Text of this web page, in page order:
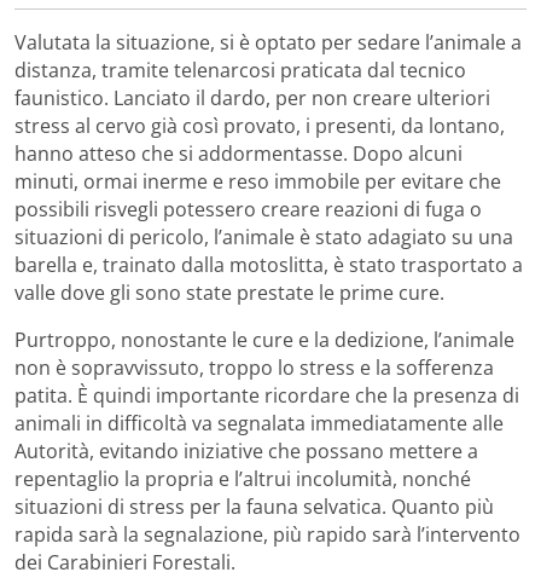
Valutata la situazione, si è optato per sedare l’animale a
distanza, tramite telenarcosi praticata dal tecnico
faunistico. Lanciato il dardo, per non creare ulteriori
stress al cervo già così provato, i presenti, da lontano,
hanno atteso che si addormentasse. Dopo alcuni
minuti, ormai inerme e reso immobile per evitare che
possibili risvegli potessero creare reazioni di fuga o
situazioni di pericolo, l’animale è stato adagiato su una
barella e, trainato dalla motoslitta, è stato trasportato a
valle dove gli sono state prestate le prime cure.
Purtroppo, nonostante le cure e la dedizione, l’animale
non è sopravvissuto, troppo lo stress e la sofferenza
patita. È quindi importante ricordare che la presenza di
animali in difficoltà va segnalata immediatamente alle
Autorità, evitando iniziative che possano mettere a
repentaglio la propria e l’altrui incolumità, nonché
situazioni di stress per la fauna selvatica. Quanto più
rapida sarà la segnalazione, più rapido sarà l’intervento
dei Carabinieri Forestali.